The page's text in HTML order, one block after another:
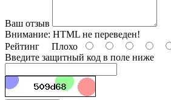
Ваш отзыв
Внимание: HTML не переведен!
Рейтинг Плохо
Введите защитный код в поле ниже